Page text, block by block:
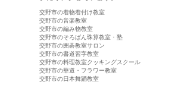
交野市の着物着付け教室
交野市の音楽教室
交野市の編み物教室
交野市のそろばん珠算教室・塾
交野市の囲碁教室サロン
交野市の書道習字教室
交野市の料理教室クッキングスクール
交野市の華道・フラワー教室
交野市の日本舞踊教室